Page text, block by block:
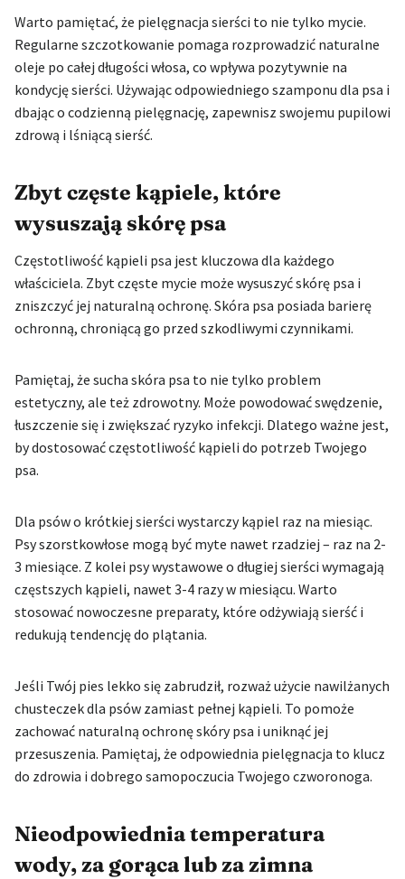
Warto pamiętać, że pielęgnacja sierści to nie tylko mycie.
Regularne szczotkowanie pomaga rozprowadzić naturalne
oleje po całej długości włosa, co wpływa pozytywnie na
kondycję sierści. Używając odpowiedniego szamponu dla psa i
dbając o codzienną pielęgnację, zapewnisz swojemu pupilowi
zdrową i lśniącą sierść.
Zbyt częste kąpiele, które
wysuszają skórę psa
Częstotliwość kąpieli psa jest kluczowa dla każdego
właściciela. Zbyt częste mycie może wysuszyć skórę psa i
zniszczyć jej naturalną ochronę. Skóra psa posiada barierę
ochronną, chroniącą go przed szkodliwymi czynnikami.
Pamiętaj, że sucha skóra psa to nie tylko problem
estetyczny, ale też zdrowotny. Może powodować swędzenie,
łuszczenie się i zwiększać ryzyko infekcji. Dlatego ważne jest,
by dostosować częstotliwość kąpieli do potrzeb Twojego
psa.
Dla psów o krótkiej sierści wystarczy kąpiel raz na miesiąc.
Psy szorstkowłose mogą być myte nawet rzadziej – raz na 2-
3 miesiące. Z kolei psy wystawowe o długiej sierści wymagają
częstszych kąpieli, nawet 3-4 razy w miesiącu. Warto
stosować nowoczesne preparaty, które odżywiają sierść i
redukują tendencję do plątania.
Jeśli Twój pies lekko się zabrudził, rozważ użycie nawilżanych
chusteczek dla psów zamiast pełnej kąpieli. To pomoże
zachować naturalną ochronę skóry psa i uniknąć jej
przesuszenia. Pamiętaj, że odpowiednia pielęgnacja to klucz
do zdrowia i dobrego samopoczucia Twojego czworonoga.
Nieodpowiednia temperatura
wody, za gorąca lub za zimna